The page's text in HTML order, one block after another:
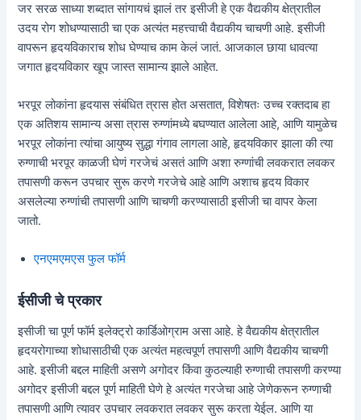
जर सरळ साध्या शब्दात सांगायचं झालं तर इसीजी हे एक वैद्यकीय क्षेत्रातील
उदय रोग शोधण्यासाठी चा एक अत्यंत महत्त्वाची वैद्यकीय चाचणी आहे. इसीजी
वापरून हृदयविकाराच शोध घेण्याच काम केलं जातं. आजकाल छाया धावत्या
जगात हृदयविकार खूप जास्त सामान्य झाले आहेत.
भरपूर लोकांना हृदयास संबंधित त्रास होत असतात, विशेषतः उच्च रक्तदाब हा
एक अतिशय सामान्य असा त्रास रुग्णांमध्ये बघण्यात आलेला आहे, आणि यामुळेच
भरपूर लोकांना त्यांचा आयुष्य सुद्धा गंगाव लागला आहे, हृदयविकार झाला की त्या
रुग्णाची भरपूर काळजी घेणं गरजेचं असतं आणि अशा रुग्णांची लवकरात लवकर
तपासणी करून उपचार सुरू करणे गरजेचे आहे आणि अशाच हृदय विकार
असलेल्या रुग्णांची तपासणी आणि चाचणी करण्यासाठी इसीजी चा वापर केला
जातो.
एनएमएमएस फुल फॉर्म
ईसीजी चे प्रकार
इसीजी चा पूर्ण फॉर्म इलेक्ट्रो कार्डिओग्राम असा आहे. हे वैद्यकीय क्षेत्रातील
हृदयरोगाच्या शोधासाठीची एक अत्यंत महत्वपूर्ण तपासणी आणि वैद्यकीय चाचणी
आहे. इसीजी बद्दल माहिती असणे अगोदर किंवा कुठल्याही रुग्णाची तपासणी करण्या
अगोदर इसीजी बद्दल पूर्ण माहिती घेणे हे अत्यंत गरजेचा आहे जेणेकरून रुग्णाची
तपासणी आणि त्यावर उपचार लवकरात लवकर सुरू करता येईल. आणि या